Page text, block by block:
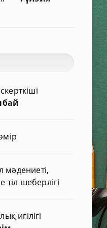
мәдениеті,
тіл шеберлігі
игілігі